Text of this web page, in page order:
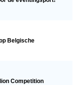
Belgische
Competition